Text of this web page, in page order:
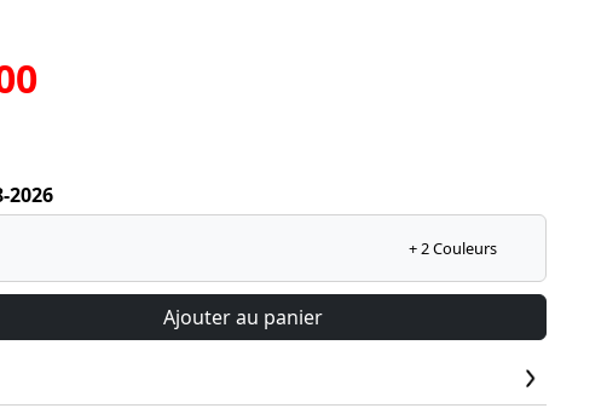
2026
+ 2 Couleurs
Ajouter au panier